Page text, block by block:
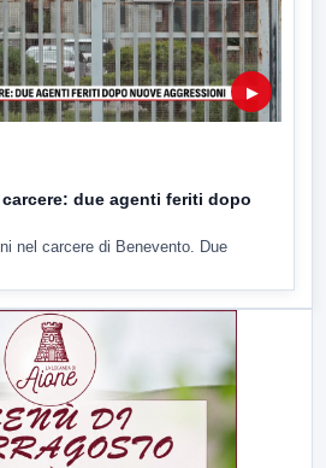
▶
due agenti feriti dopo
nel carcere di Benevento. Due